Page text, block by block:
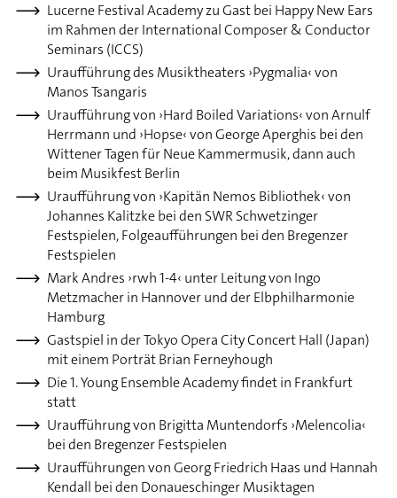
Lucerne Festival Academy zu Gast bei Happy New Ears
im Rahmen der International Composer & Conductor
Seminars (ICCS)
Uraufführung des Musiktheaters ›Pygmalia‹ von
Manos Tsangaris
Uraufführung von ›Hard Boiled Variations‹ von Arnulf
Herrmann und ›Hopse‹ von George Aperghis bei den
Wittener Tagen für Neue Kammermusik, dann auch
beim Musikfest Berlin
Uraufführung von ›Kapitän Nemos Bibliothek‹ von
Johannes Kalitzke bei den SWR Schwetzinger
Festspielen, Folgeaufführungen bei den Bregenzer
Festspielen
Mark Andres ›rwh 1-4‹ unter Leitung von Ingo
Metzmacher in Hannover und der Elbphilharmonie
Hamburg
Gastspiel in der Tokyo Opera City Concert Hall (Japan)
mit einem Porträt Brian Ferneyhough
Die 1. Young Ensemble Academy findet in Frankfurt
statt
Uraufführung von Brigitta Muntendorfs ›Melencolia‹
bei den Bregenzer Festspielen
Uraufführungen von Georg Friedrich Haas und Hannah
Kendall bei den Donaueschinger Musiktagen